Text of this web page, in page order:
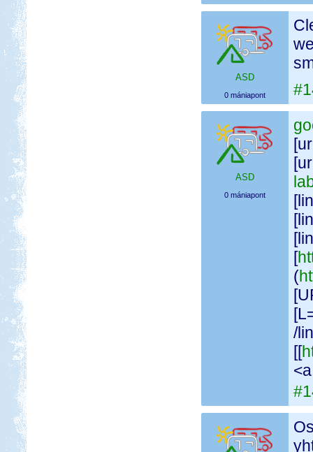
ASD
0 mániapont
ASD
0 mániapont
[
(
/
[[